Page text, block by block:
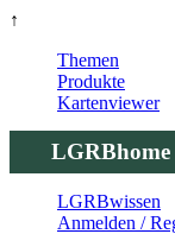
↑
LGRBhome
Themen
Produkte
Kartenviewer
LGRBwissen
Anmelden /